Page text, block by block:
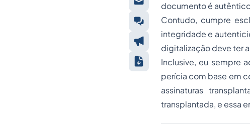
documento é
Contudo, cumpre
integridade e
digitalização deve ter
Inclusive, eu sempre
perícia com base em
assinaturas
transplantada, e essa